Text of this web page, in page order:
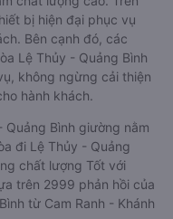
bị hiện đại phục vụ
Bên cạnh đó, các
Lệ Thủy - Quảng Bình
không ngừng cải thiện
hành khách.
Quảng Bình giường nằm
đi Lệ Thủy - Quảng
chất lượng Tốt với
trên 2999 phản hồi của
từ Cam Ranh - Khánh